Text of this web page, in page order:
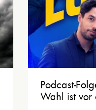
Podcast-
Wahl ist vor